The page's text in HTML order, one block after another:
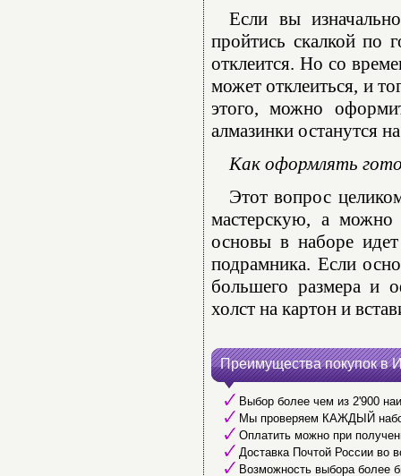
Если вы
пройтись скалкой по
отклеится. Но со
может отклеиться, и
этого, можно
алмазинки останутся
Как оформлять
Этот вопрос
мастерскую, а можно
основы в наборе
подрамника. Если
большего размера и
холст на картон и
Преимущества покупок в
Выбор более чем из 2'900
Мы проверяем КАЖДЫЙ набор
Оплатить можно при
Доставка Почтой России во
Возможность выбора более